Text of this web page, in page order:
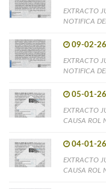
EXTRACTO
NOTIFICA
09-02-26
EXTRACTO
NOTIFICA
05-01-26
EXTRACTO
CAUSA ROL
04-01-26
EXTRACTO
CAUSA ROL